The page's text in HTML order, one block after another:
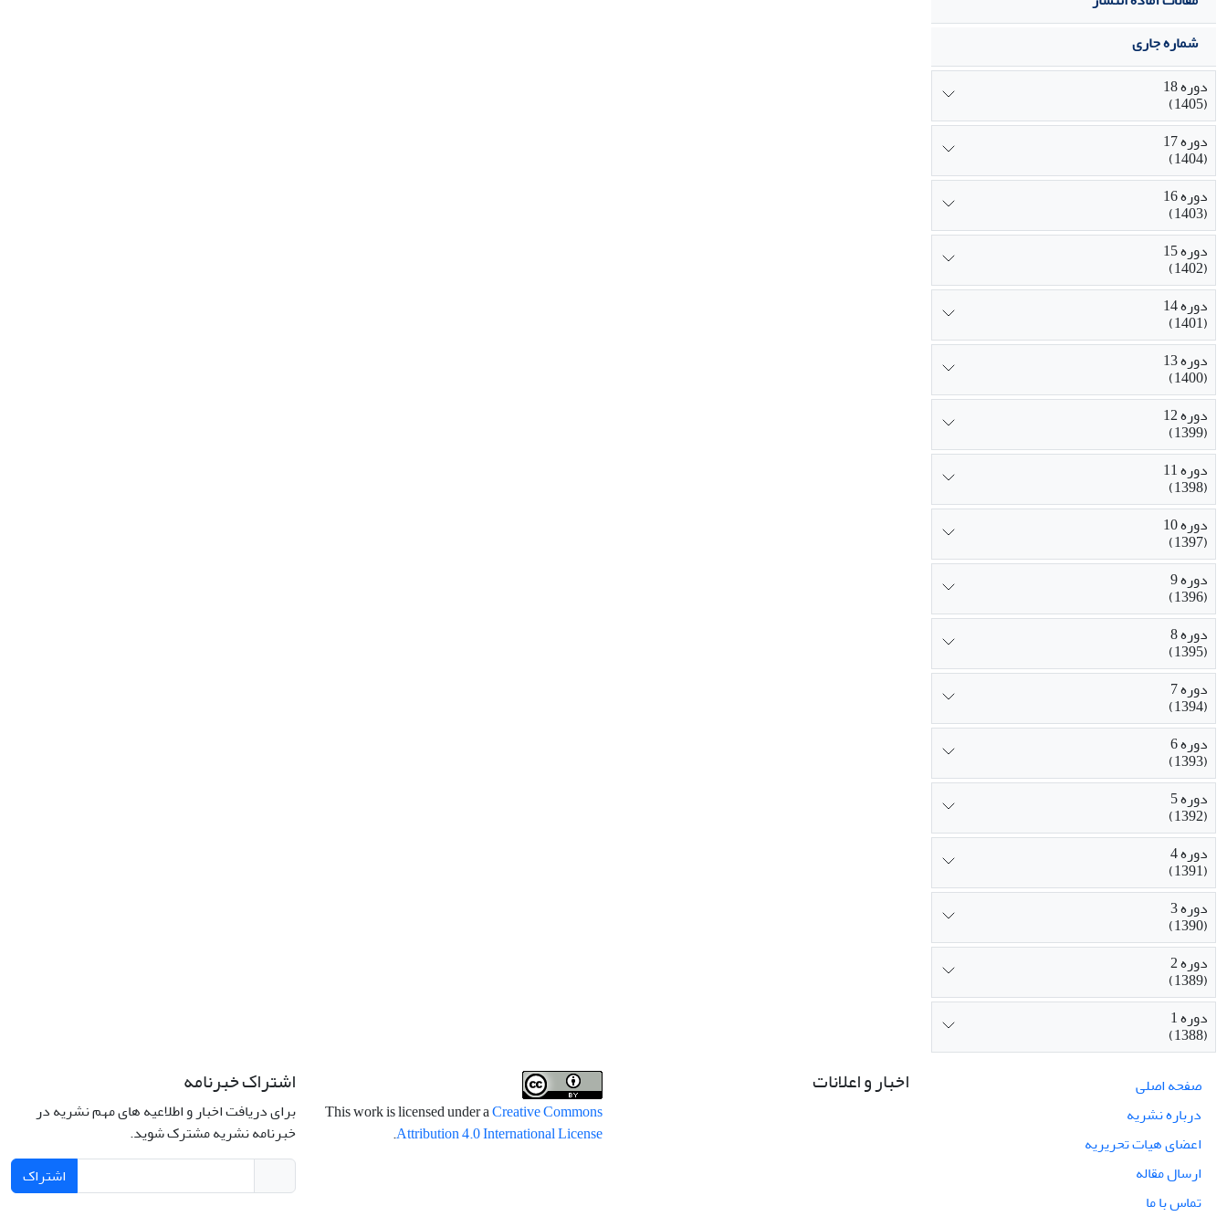
شماره جاری
دوره 18
(1405)
دوره 17
(1404)
دوره 16
(1403)
دوره 15
(1402)
دوره 14
(1401)
دوره 13
(1400)
دوره 12
(1399)
دوره 11
(1398)
دوره 10
(1397)
دوره 9
(1396)
دوره 8
(1395)
دوره 7
(1394)
دوره 6
(1393)
دوره 5
(1392)
دوره 4
(1391)
دوره 3
(1390)
دوره 2
(1389)
دوره 1
(1388)
صفحه اصلی
درباره نشریه
اعضای هیات تحریریه
ارسال مقاله
تماس با ما
اخبار و اعلانات
This work is licensed under aCreative Commons
Attribution 4.0 International License
.
اشتراک خبرنامه
برای دریافت اخبار و اطلاعیه های مهم نشریه در
خبرنامه نشریه مشترک شوید.
اشتراک